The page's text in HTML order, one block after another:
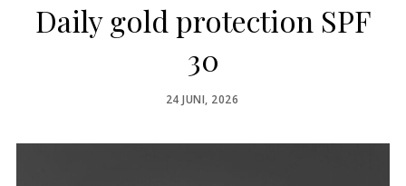
Daily gold protection SPF
30
POSTED
24 JUNI, 2026